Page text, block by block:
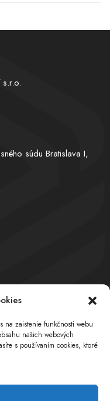
na zaistenie funkčnosti webu
našich webových
s používaním cookies, ktoré
súdu Bratislava I,